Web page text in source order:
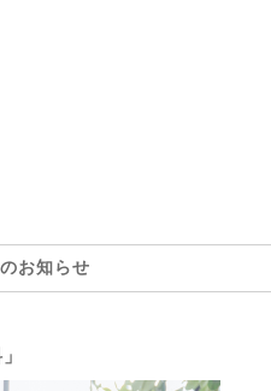
お知らせ